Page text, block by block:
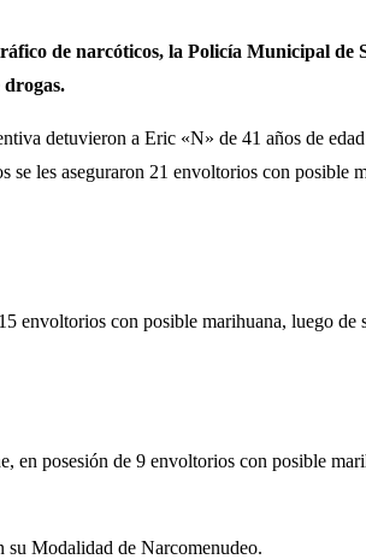
de narcóticos, la Policía Municipal
drogas.
detuvieron a Eric «N» de 41 años de
les aseguraron 21 envoltorios con
envoltorios con posible marihuana, luego
posesión de 9 envoltorios con posible
su Modalidad de Narcomenudeo.